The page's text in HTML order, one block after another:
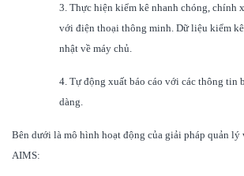
3. Thực hiện kiểm kê nhanh chóng, chính
với điện thoại thông minh. Dữ liệu kiểm
nhật về máy chủ.
4. Tự động xuất báo cáo với các thông tin
dàng.
Bên dưới là mô hình hoạt động của giải pháp quản lý
AIMS: